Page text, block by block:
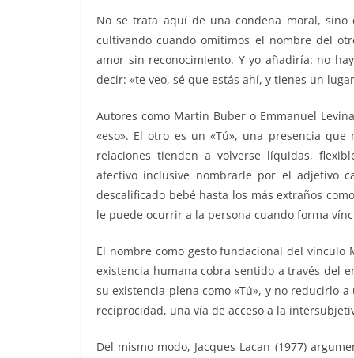
No se trata aquí de una condena moral,
cultivando cuando omitimos el nombre del
amor sin reconocimiento. Y yo añadiría: no
decir: «te veo, sé que estás ahí, y tienes un
Autores como Martin Buber o Emmanuel
«eso». El otro es un «Tú», una presencia
relaciones tienden a volverse líquidas,
afectivo inclusive nombrarle por el adjetivo
descalificado bebé hasta los más extraños
le puede ocurrir a la persona cuando forma
El nombre como gesto fundacional del vínculo
existencia humana cobra sentido a través del
su existencia plena como «Tú», y no reducirlo
reciprocidad, una vía de acceso a la
Del mismo modo, Jacques Lacan (1977)